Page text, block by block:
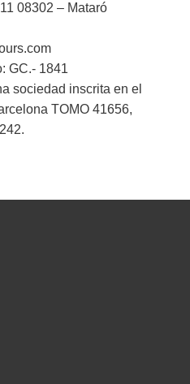
08302 – Mataró
GC.- 1841
sociedad inscrita en el
TOMO 41656,